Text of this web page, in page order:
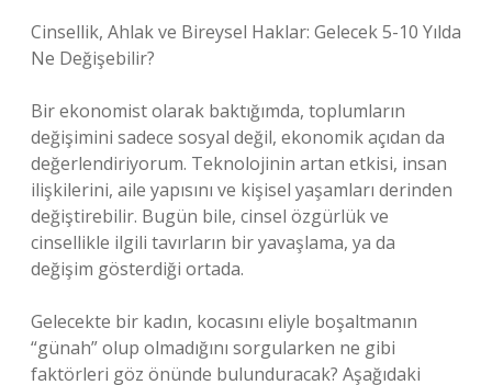
Cinsellik, Ahlak ve Bireysel Haklar: Gelecek 5-10 Yılda
Ne Değişebilir?
Bir ekonomist olarak baktığımda, toplumların
değişimini sadece sosyal değil, ekonomik açıdan da
değerlendiriyorum. Teknolojinin artan etkisi, insan
ilişkilerini, aile yapısını ve kişisel yaşamları derinden
değiştirebilir. Bugün bile, cinsel özgürlük ve
cinsellikle ilgili tavırların bir yavaşlama, ya da
değişim gösterdiği ortada.
Gelecekte bir kadın, kocasını eliyle boşaltmanın
“günah” olup olmadığını sorgularken ne gibi
faktörleri göz önünde bulunduracak? Aşağıdaki